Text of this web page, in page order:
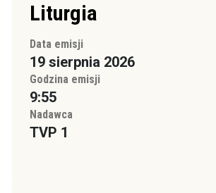
Liturgia
Data emisji
19 sierpnia 2026
Godzina emisji
9:55
Nadawca
TVP 1